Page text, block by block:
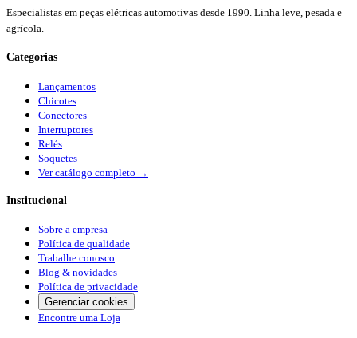
Especialistas em peças elétricas automotivas desde 1990. Linha leve, pesada e
agrícola.
Categorias
Lançamentos
Chicotes
Conectores
Interruptores
Relés
Soquetes
Ver catálogo completo →
Institucional
Sobre a empresa
Política de qualidade
Trabalhe conosco
Blog & novidades
Política de privacidade
Gerenciar cookies
Encontre uma Loja